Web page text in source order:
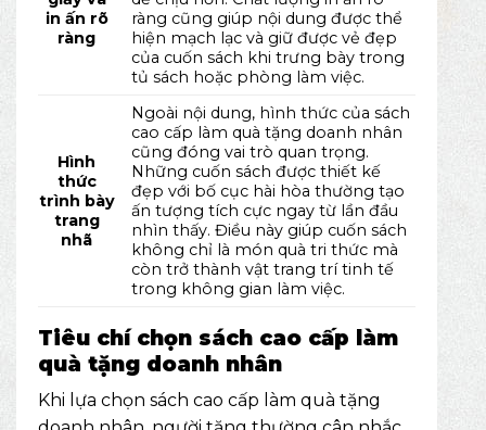
in ấn rõ
ràng
ràng cũng giúp nội dung được thể
hiện mạch lạc và giữ được vẻ đẹp
của cuốn sách khi trưng bày trong
tủ sách hoặc phòng làm việc.
Hình
thức
trình bày
trang
nhã
Ngoài nội dung, hình thức của sách
cao cấp làm quà tặng doanh nhân
cũng đóng vai trò quan trọng.
Những cuốn sách được thiết kế
đẹp với bố cục hài hòa thường tạo
ấn tượng tích cực ngay từ lần đầu
nhìn thấy. Điều này giúp cuốn sách
không chỉ là món quà tri thức mà
còn trở thành vật trang trí tinh tế
trong không gian làm việc.
Tiêu chí chọn sách cao cấp làm
quà tặng doanh nhân
Khi lựa chọn sách cao cấp làm quà tặng